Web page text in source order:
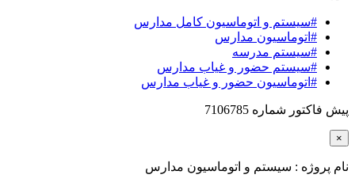
#سیستم و اتوماسیون کامل مدارس
#اتوماسیون مدارس
#سیستم مدرسه
#سیستم حضور و غیاب مدارس
#اتوماسیون حضور و غیاب مدارس
پیش فاکتور شماره 7106785
×
نام پروژه : سیستم و اتوماسیون مدارس